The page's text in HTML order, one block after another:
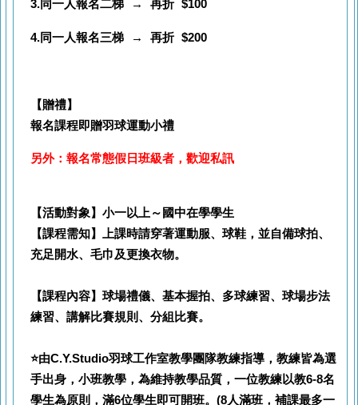
3.同一人報名二梯 → 再折 $100
4.同一人報名三梯 → 再折 $200
【贈禮】
報名課程即贈羽球運動小禮
另外：報名常態假日班級者，歡迎私訊
【活動對象】小一以上～國中在學學生
【課程需知】上課時請穿著運動服、球鞋 ， 並自備球拍、
充足開水、毛巾及更換衣物。
【課程內容】球場禮儀、基本握拍、多球練習、球場步法
練習、講解比賽規則、分組比賽。
⭐由C.Y.Studio羽球工作室教學團隊教練指導，教練皆為選
手出身，小班教學，為維持教學品質，一位教練以教6-8名
學生為原則，滿6位學生即可開班。 (8人滿班 ，補課最多一